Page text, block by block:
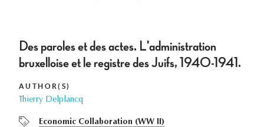
Des paroles et des actes. L'administration
bruxelloise et le registre des Juifs, 1940-1941.
AUTHOR(S)
Thierry Delplancq
Economic Collaboration (WW II)